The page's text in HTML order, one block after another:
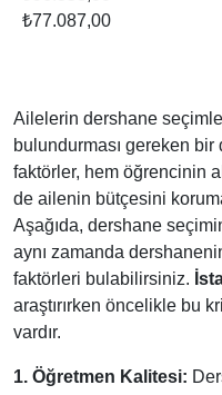
₺73.000,00
Ailelerin dershane
bulundurması gereken bir
faktörler, hem öğrencinin
de ailenin bütçesini
Aşağıda, dershane
aynı zamanda
faktörleri bulabilirsiniz.
araştırırken öncelikle bu
vardır.
1. Öğretmen Kalitesi: